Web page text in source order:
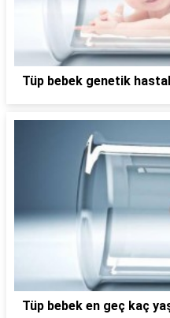
Tüp bebek genetik
Tüp bebek en geç kaç